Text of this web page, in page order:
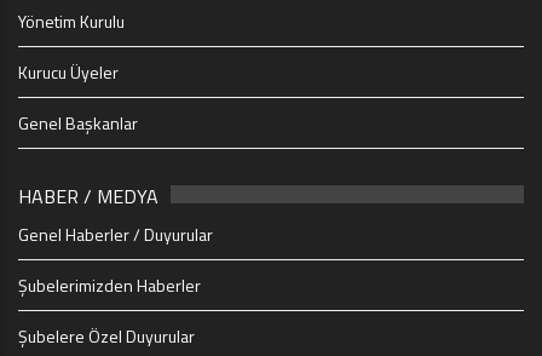
Yönetim Kurulu
Kurucu Üyeler
Genel Başkanlar
HABER / MEDYA
Genel Haberler / Duyurular
Şubelerimizden Haberler
Şubelere Özel Duyurular